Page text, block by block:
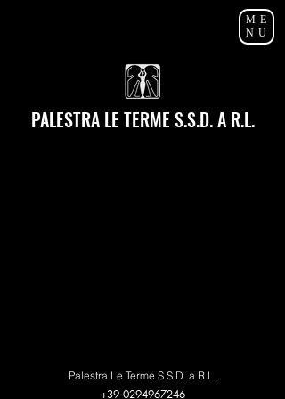
ME
NU
PALESTRA LE TERME S.S.D. A R.L.
Palestra Le Terme S.S.D. a R.L.
+39 0294967246